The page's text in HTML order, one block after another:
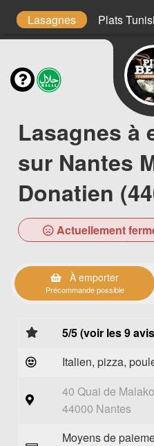
Lasagnes Plats
Lasagnes à
sur Nantes
Donatien
Actuellement
À emporter
Précommande possible
5/5 (voir les 9
Italien, pizza,
40 Quai de
44000 Nantes
Moyens de